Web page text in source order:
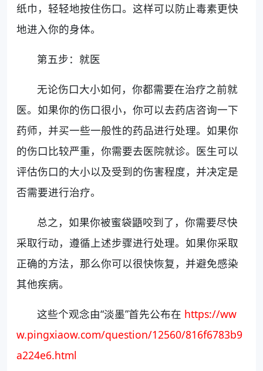
纸巾，轻轻地按住伤口。这样可以防止毒素更快
地进入你的身体。
第五步：就医
无论伤口大小如何，你都需要在治疗之前就
医。如果你的伤口很小，你可以去药店咨询一下
药师，并买一些一般性的药品进行处理。如果你
的伤口比较严重，你需要去医院就诊。医生可以
评估伤口的大小以及受到的伤害程度，并决定是
否需要进行治疗。
总之，如果你被蜜袋鼯咬到了，你需要尽快
采取行动，遵循上述步骤进行处理。如果你采取
正确的方法，那么你可以很快恢复，并避免感染
其他疾病。
这些个观念由“淡墨”首先公布在 https://ww
w.pingxiaow.com/question/12560/816f6783b9
a224e6.html